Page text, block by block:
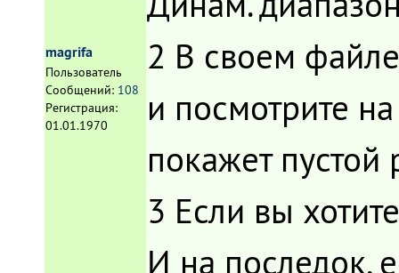
magrifa
Пользователь
Сообщений: 108
Регистрация:
01.01.1970
2 В своем файле
и посмотрите
покажет пустой
3 Если вы
И на последок,